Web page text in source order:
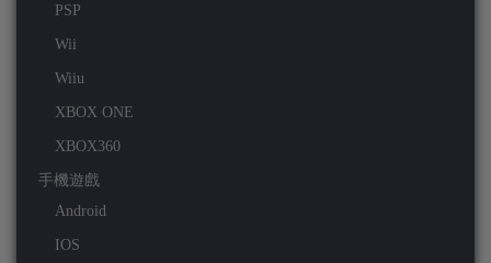
PSP
Wii
Wiiu
XBOX ONE
XBOX360
手機遊戲
Android
IOS